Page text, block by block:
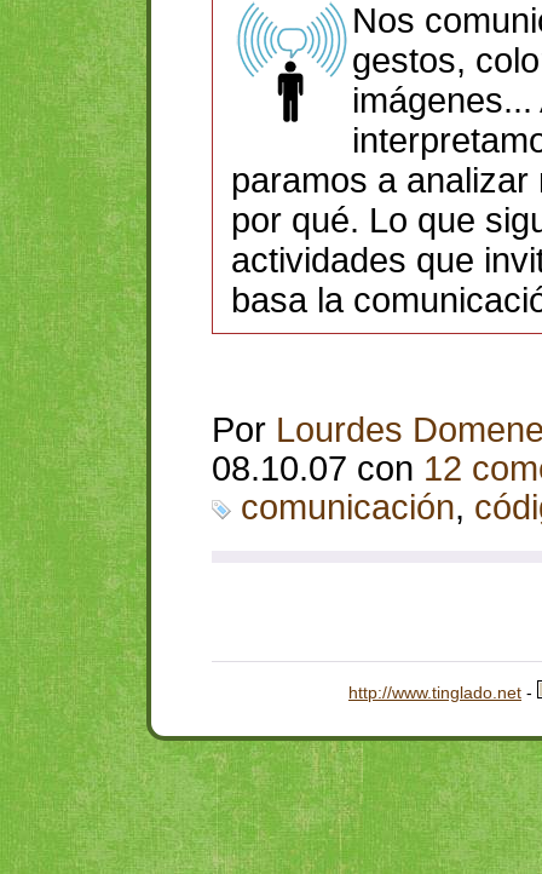
Nos
gestos,
paramos a
por qué. Lo que
actividades que
basa la
Por Lourdes
08.10.07 con 12
comunicación,
http://www.tinglado.net -